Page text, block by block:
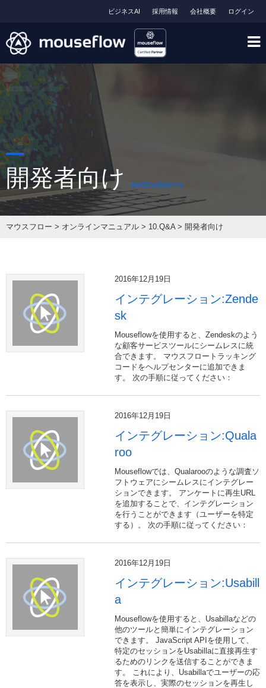
ログイン
会社概要
採用情報
ビジネスAI
開発者向け fordevelopers
マウスフロー > オンラインマニュアル > 10.Q&A > 開発者向け
2016年12月19日
インテグレーション:Zende
sk
Mouseflowを使用すると、Zendeskのよう
な顧客サービスツールにシームレスに統
合できます。 マウスフロートラッキング
コードをヘルプセンターに追加できま
す。 次の手順に従ってください：
2016年12月19日
インテグレーション:Quala
roo
Mouseflowでは、Qualarooのような調査ソ
フトウェアにシームレスにインテグレー
ションできます。 アンケートに再生URL
を追加することで、インテグレーション
を行うことができます（ユーザーを特定
する）。 次の手順に従ってください：
2016年12月19日
インテグレーション:Usabill
a
Mouseflowを使用すると、Usabillaなどの
他のツールと簡単にインテグレーション
できます。 JavaScript APIを使用して、
特定のセッションをUsabillaに直接再生す
るためのリンクを送信することができま
す。 これにより、Usabillaでユーザーの応
答を表示し、実際のセッションを再生し